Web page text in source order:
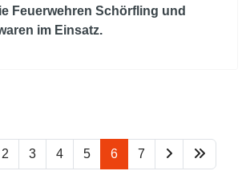
Feuerwehren Schörfling und
im Einsatz.
2 3 4 5 6 7